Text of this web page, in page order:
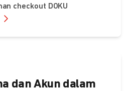
checkout DOKU
dan Akun dalam